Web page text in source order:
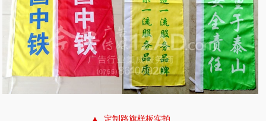
▲ 定制路旗样板实拍